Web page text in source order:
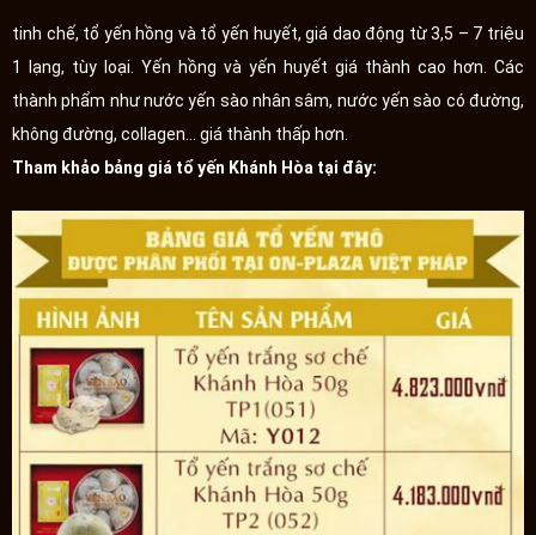
tinh chế, tổ yến hồng và tổ yến huyết, giá dao động từ 3,5 – 7 triệu
1 lạng, tùy loại. Yến hồng và yến huyết giá thành cao hơn. Các
thành phẩm như nước yến sào nhân sâm, nước yến sào có đường,
không đường, collagen... giá thành thấp hơn.
Tham khảo bảng giá tổ yến Khánh Hòa tại đây: